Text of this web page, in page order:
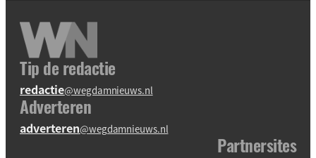
Tip de redactie
redactie@wegdamnieuws.nl
Adverteren
adverteren@wegdamnieuws.nl
Partnersites